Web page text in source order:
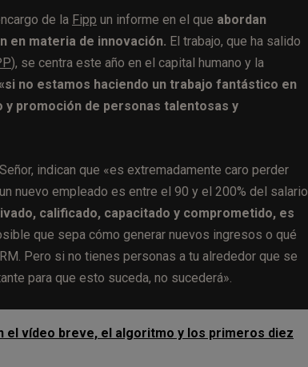
de la Fipp un informe en el que abordan
en materia de innovación. El trabajo, que ha salido
), se centra este año en el capital humano y la
no estamos haciendo un trabajo fantástico en
promoción de personas talentosas y
indican que «es extremadamente caro perder
nuevo empleado es entre el 90 y el 200% del salario
calificado, capacitado y comprometido, es
que sepa cómo generar nuevos ingresos o qué
Pero si no tienes personas a tu alrededor que se
para que esto suceda, no sucederá».
vídeo breve, el algoritmo y los primeros diez